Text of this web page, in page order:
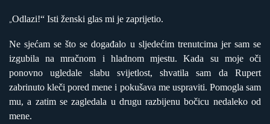
„Odlazi!“ Isti ženski glas mi je zaprijetio.
Ne sjećam se što se događalo u sljedećim trenutcima jer sam se
izgubila na mračnom i hladnom mjestu. Kada su moje oči
ponovno ugledale slabu svijetlost, shvatila sam da Rupert
zabrinuto kleči pored mene i pokušava me uspraviti. Pomogla sam
mu, a zatim se zagledala u drugu razbijenu bočicu nedaleko od
mene.